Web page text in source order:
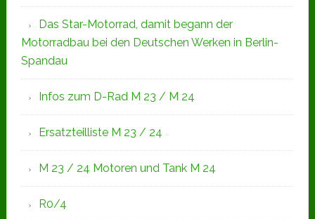
Das Star-Motorrad, damit begann der
Motorradbau bei den Deutschen Werken in Berlin-
Spandau
Infos zum D-Rad M 23 / M 24
Ersatzteilliste M 23 / 24
M 23 / 24 Motoren und Tank M 24
R0/4